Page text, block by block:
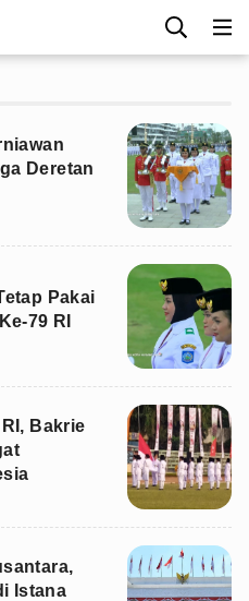
Deretan
Pakai
79 RI
Bakrie
Istana